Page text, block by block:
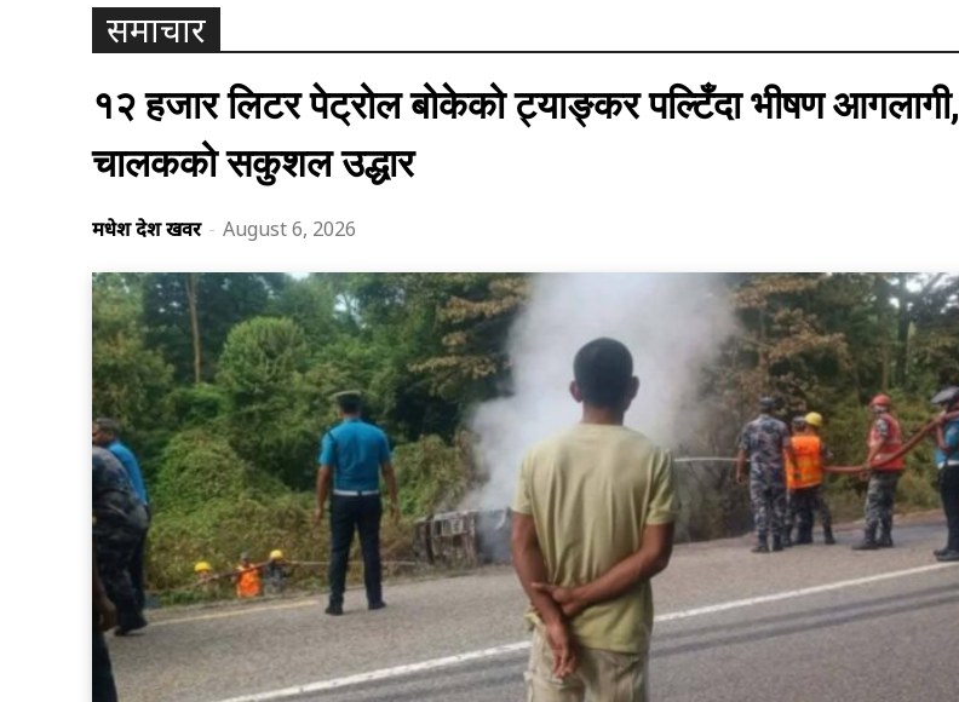
समाचार
१२ हजार लिटर पेट्रोल बोकेको ट्याङ्कर पल्टिँदा भीषण आगलागी,
चालकको सकुशल उद्धार
मधेश प्रदेश खवर - August 6, 2026